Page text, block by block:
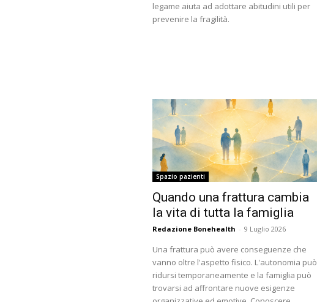
legame aiuta ad adottare abitudini utili per
prevenire la fragilità.
Spazio pazienti
Quando una frattura cambia
la vita di tutta la famiglia
Redazione Bonehealth - 9 Luglio 2026
Una frattura può avere conseguenze che
vanno oltre l'aspetto fisico. L'autonomia può
ridursi temporaneamente e la famiglia può
trovarsi ad affrontare nuove esigenze